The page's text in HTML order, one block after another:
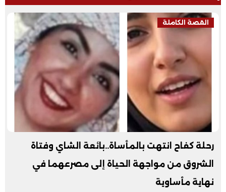
القصة الكاملة
رحلة كفاح انتهت بالمأساة..بائعة الشاي وفتاة
الشروق من مواجهة الحياة إلى مصرعهما في
نهاية مأساوية